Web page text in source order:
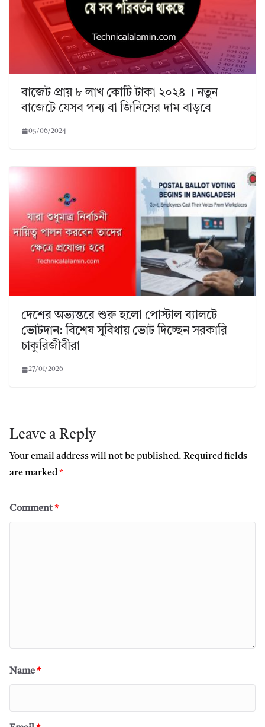
বাজেট প্রায় ৮ লাখ কোটি টাকা ২০২৪ । নতুন
বাজেটে যেসব পন্য বা জিনিসের দাম বাড়বে
05/06/2024
দেশের অভ্যন্তরে শুরু হলো পোস্টাল ব্যালটে
ভোটদান: বিশেষ সুবিধায় ভোট দিচ্ছেন সরকারি
চাকুরিজীবীরা
27/01/2026
Leave a Reply
Your email address will not be published. Required fields
are marked*
Comment*
Name*